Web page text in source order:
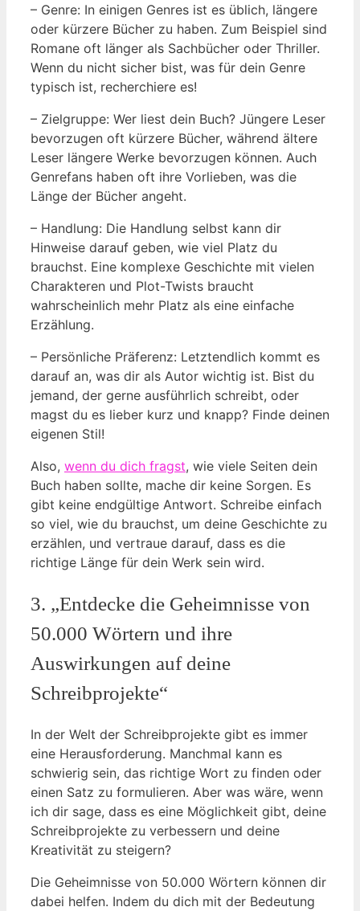
– Genre: In einigen Genres ist es üblich, längere
oder kürzere Bücher zu haben. Zum Beispiel sind
Romane oft länger als Sachbücher oder Thriller.
Wenn du nicht sicher bist, was für dein Genre
typisch ist, recherchiere es!
– Zielgruppe: Wer liest dein Buch? Jüngere Leser
bevorzugen oft kürzere Bücher, während ältere
Leser längere Werke bevorzugen können. Auch
Genrefans haben oft ihre Vorlieben, was die
Länge der Bücher angeht.
– Handlung: Die Handlung selbst kann dir
Hinweise darauf geben, wie viel Platz du
brauchst. Eine komplexe Geschichte mit vielen
Charakteren und Plot-Twists braucht
wahrscheinlich mehr Platz als eine einfache
Erzählung.
– Persönliche Präferenz: Letztendlich kommt es
darauf an, was dir als Autor wichtig ist. Bist du
jemand, der gerne ausführlich schreibt, oder
magst du es lieber kurz und knapp? Finde deinen
eigenen Stil!
Also, wenn du dich fragst, wie viele Seiten dein
Buch haben sollte, mache dir keine Sorgen. Es
gibt keine endgültige Antwort. Schreibe einfach
so viel, wie du brauchst, um deine Geschichte zu
erzählen, und vertraue darauf, dass es die
richtige Länge für dein Werk sein wird.
3. „Entdecke die Geheimnisse von
50.000 Wörtern und ihre
Auswirkungen auf deine
Schreibprojekte“
In der Welt der Schreibprojekte gibt es immer
eine Herausforderung. Manchmal kann es
schwierig sein, das richtige Wort zu finden oder
einen Satz zu formulieren. Aber was wäre, wenn
ich dir sage, dass es eine Möglichkeit gibt, deine
Schreibprojekte zu verbessern und deine
Kreativität zu steigern?
Die Geheimnisse von 50.000 Wörtern können dir
dabei helfen. Indem du dich mit der Bedeutung